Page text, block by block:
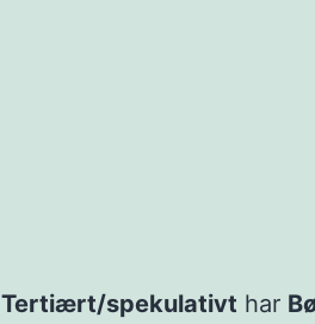
Tertiært/spekulativt har